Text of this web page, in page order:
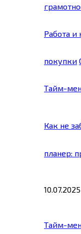
Работа и
покупки
Тайм-
Как не
планер:
10.07.2025
Тайм-